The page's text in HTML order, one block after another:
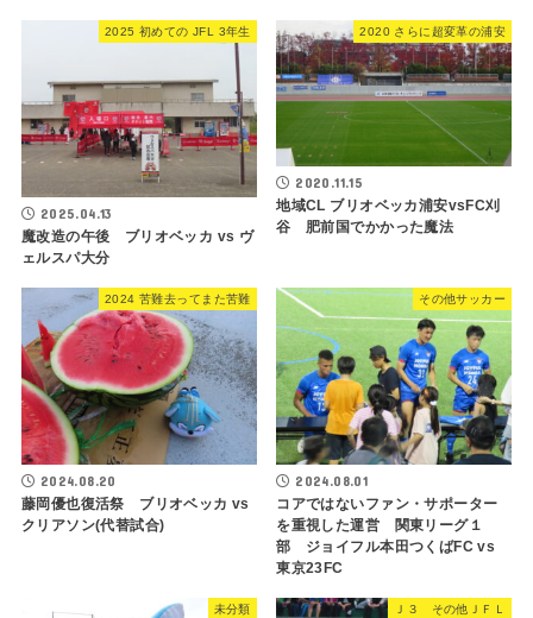
2025 初めての JFL 3年生
2025.04.13
魔改造の午後 ブリオベッカ vs ヴ
ェルスパ大分
2020 さらに超変革の浦安
2020.11.15
地域CL ブリオベッカ浦安vsFC刈
谷 肥前国でかかった魔法
2024 苦難去ってまた苦難
2024.08.20
藤岡優也復活祭 ブリオベッカ vs
クリアソン(代替試合)
その他サッカー
2024.08.01
コアではないファン・サポーター
を重視した運営 関東リーグ１
部 ジョイフル本田つくばFC vs
東京23FC
未分類 Ｊ３ その他ＪＦＬ